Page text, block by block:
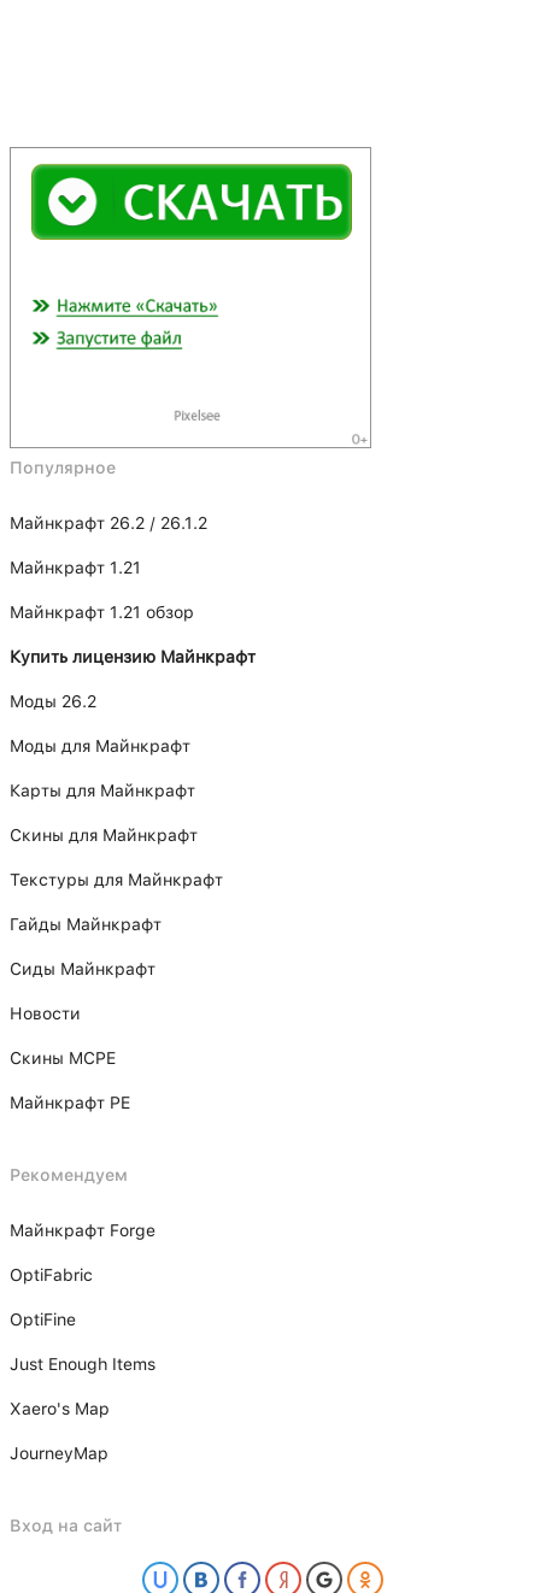
Популярное
Майнкрафт 26.2 / 26.1.2
Майнкрафт 1.21
Майнкрафт 1.21 обзор
Купить лицензию Майнкрафт
Моды 26.2
Моды для Майнкрафт
Карты для Майнкрафт
Скины для Майнкрафт
Текстуры для Майнкрафт
Гайды Майнкрафт
Сиды Майнкрафт
Новости
Скины MCPE
Майнкрафт PE
Рекомендуем
Майнкрафт Forge
OptiFabric
OptiFine
Just Enough Items
Xаero's Mаp
JourneyMap
Вход на сайт